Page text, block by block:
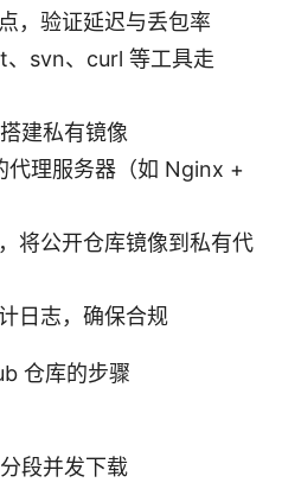
，验证延迟与丢包率
svn、curl 等工具走
建私有镜像
代理服务器（如 Nginx +
将公开仓库镜像到私有代
日志，确保合规
仓库的步骤
段并发下载